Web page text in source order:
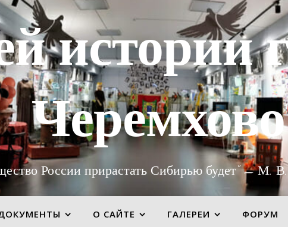
истории
Черемхово
России прирастать Сибирью будет" — М.
О САЙТЕ ГАЛЕРЕИ ФОРУМ